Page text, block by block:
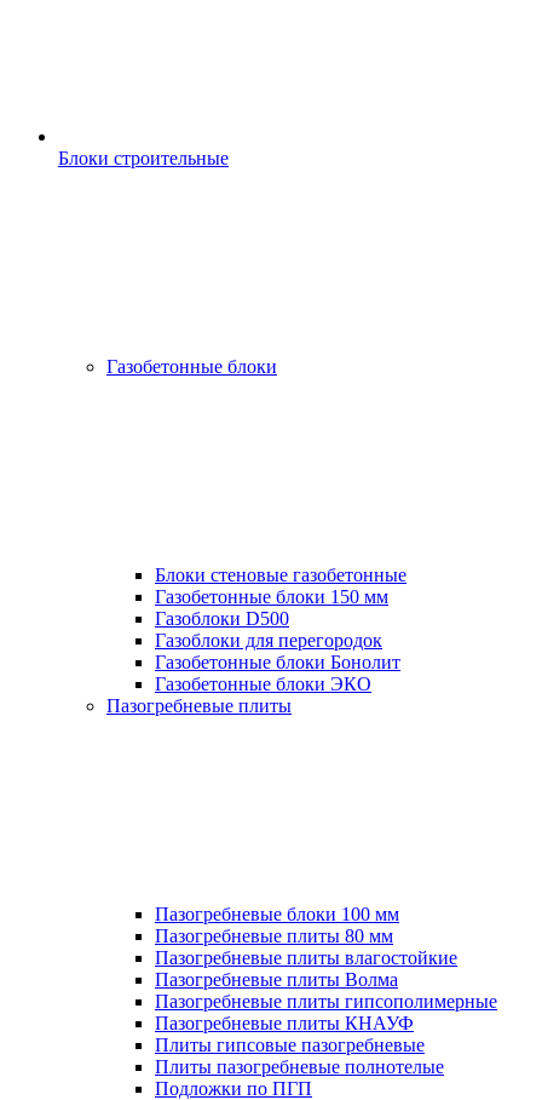
Блоки строительные
Газобетонные блоки
Блоки стеновые газобетонные
Газобетонные блоки 150 мм
Газоблоки D500
Газоблоки для перегородок
Газобетонные блоки Бонолит
Газобетонные блоки ЭКО
Пазогребневые плиты
Пазогребневые блоки 100 мм
Пазогребневые плиты 80 мм
Пазогребневые плиты влагостойкие
Пазогребневые плиты Волма
Пазогребневые плиты гипсополимерные
Пазогребневые плиты КНАУФ
Плиты гипсовые пазогребневые
Плиты пазогребневые полнотелые
Подложки по ПГП